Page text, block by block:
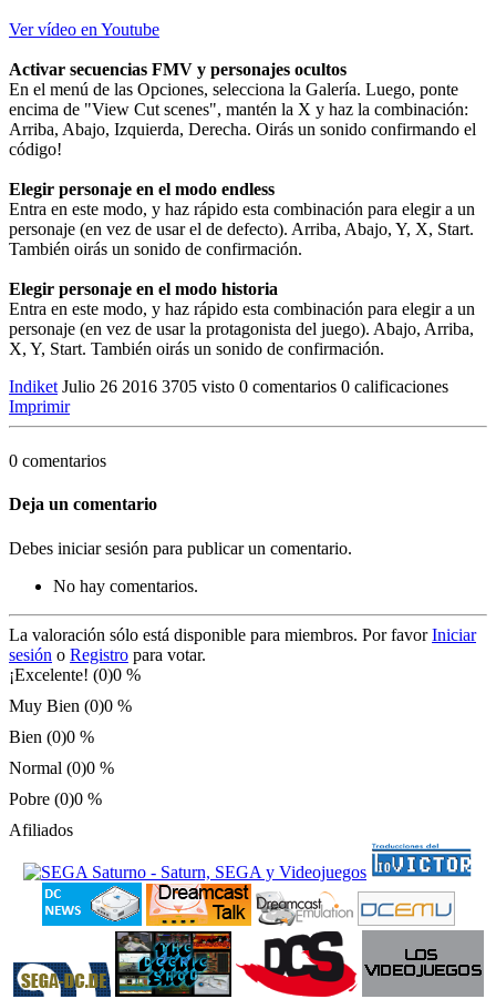
Ver vídeo en Youtube
Activar secuencias FMV y personajes ocultos
En el menú de las Opciones, selecciona la Galería. Luego, ponte
encima de "View Cut scenes", mantén la X y haz la combinación:
Arriba, Abajo, Izquierda, Derecha. Oirás un sonido confirmando el
código!
Elegir personaje en el modo endless
Entra en este modo, y haz rápido esta combinación para elegir a un
personaje (en vez de usar el de defecto). Arriba, Abajo, Y, X, Start.
También oirás un sonido de confirmación.
Elegir personaje en el modo historia
Entra en este modo, y haz rápido esta combinación para elegir a un
personaje (en vez de usar la protagonista del juego). Abajo, Arriba,
X, Y, Start. También oirás un sonido de confirmación.
Indiket Julio 26 2016 3705 visto 0 comentarios 0 calificaciones
Imprimir
0 comentarios
Deja un comentario
Debes iniciar sesión para publicar un comentario.
No hay comentarios.
La valoración sólo está disponible para miembros. Por favorIniciar
sesión o Registro para votar.
¡Excelente! (0)0 %
Muy Bien (0)0 %
Bien (0)0 %
Normal (0)0 %
Pobre (0)0 %
Afiliados